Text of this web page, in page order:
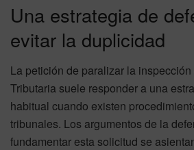
Una estrategia de
evitar la duplicidad
La petición de paralizar la
Tributaria suele responder a una
habitual cuando existen
tribunales. Los argumentos de la
fundamentar esta solicitud se